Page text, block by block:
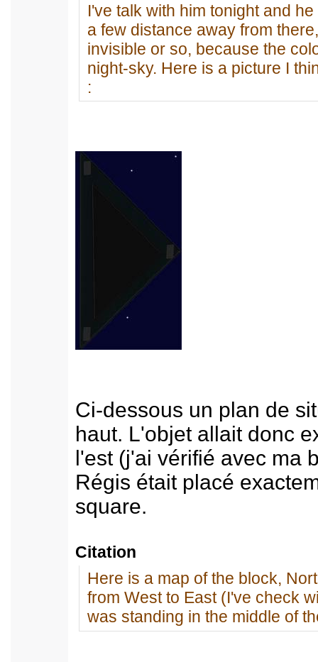
I've talk with him tonight and
a few distance away from
invisible or so, because the
night-sky. Here is a picture I
:
Ci-dessous un plan de
haut. L'objet allait donc
l'est (j'ai vérifié avec ma
Régis était placé
square.
Citation
Here is a map of the block,
from West to East (I've check
was standing in the middle of